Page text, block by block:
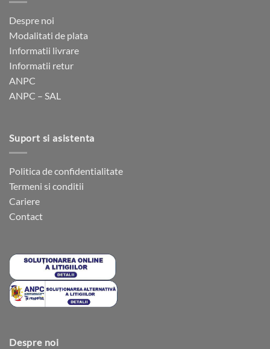
pot
alese
în
Despre noi
Modalitati de plata
Informatii livrare
Informatii retur
ANPC
ANPC – SAL
Suport si asistenta
Politica de confidentialitate
Termeni si conditii
Cariere
Contact
Despre noi